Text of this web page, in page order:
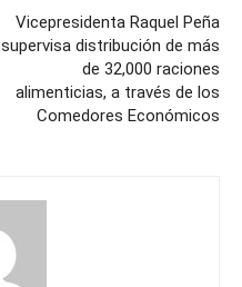
Vicepresidenta Raquel Peña
supervisa distribución de más
de 32,000 raciones
alimenticias, a través de los
Comedores Económicos